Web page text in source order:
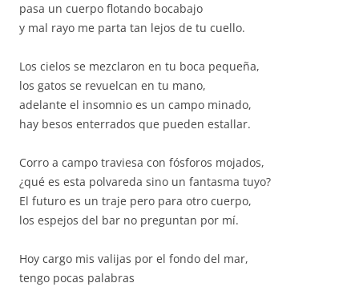
pasa un cuerpo flotando bocabajo
y mal rayo me parta tan lejos de tu cuello.
Los cielos se mezclaron en tu boca pequeña,
los gatos se revuelcan en tu mano,
adelante el insomnio es un campo minado,
hay besos enterrados que pueden estallar.
Corro a campo traviesa con fósforos mojados,
¿qué es esta polvareda sino un fantasma tuyo?
El futuro es un traje pero para otro cuerpo,
los espejos del bar no preguntan por mí.
Hoy cargo mis valijas por el fondo del mar,
tengo pocas palabras